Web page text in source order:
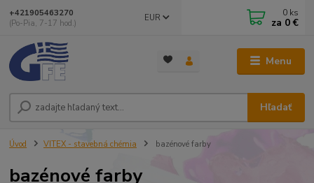
Menu
EUR
Hľadať
+421905463270
(Po-Pia, 7-17 hod.)
0 ks
za 0 €
Úvod VITEX - stavebná chémia bazénové farby
bazénové farby